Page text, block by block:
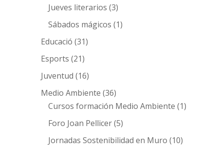
Jueves literarios (3)
Sábados mágicos (1)
Educació (31)
Esports (21)
Juventud (16)
Medio Ambiente (36)
Cursos formación Medio Ambiente (1)
Foro Joan Pellicer(5)
Jornadas Sostenibilidad en Muro (10)